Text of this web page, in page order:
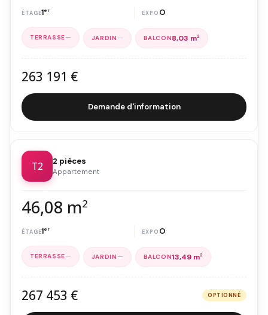
1er O
— — 8,03 m2
263 191 €
Demande d'information
T2 2 pièces
Appartement
46,08 m2
1er O
— — 13,49 m2
267 453 € OPTIONNÉ